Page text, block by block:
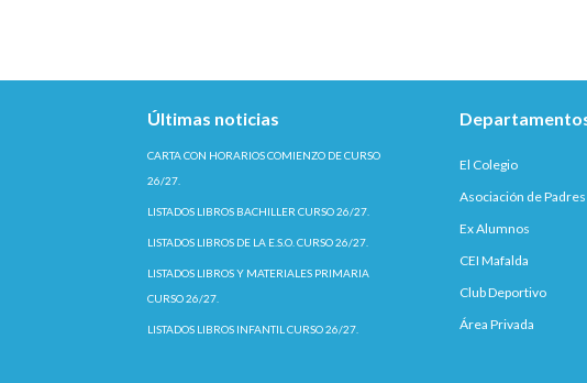
Últimas noticias
CARTA CON HORARIOS COMIENZO DE CURSO
26/27.
LISTADOS LIBROS BACHILLER CURSO 26/27.
LISTADOS LIBROS DE LA E.S.O. CURSO 26/27.
LISTADOS LIBROS Y MATERIALES PRIMARIA
CURSO 26/27.
LISTADOS LIBROS INFANTIL CURSO 26/27.
El Colegio
Asociación de Padres
Ex Alumnos
CEI Mafalda
Club Deportivo
Área Privada